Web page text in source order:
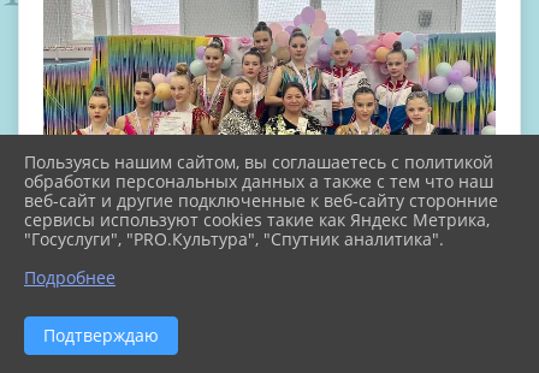
Пользуясь нашим сайтом, вы соглашаетесь с политикой
обработки персональных данных а также с тем что наш
веб-сайт и другие подключенные к веб-сайту сторонние
сервисы используют cookies такие как Яндекс Метрика,
"Госуслуги", "PRO.Культура", "Спутник аналитика".
Подробнее
Подтверждаю